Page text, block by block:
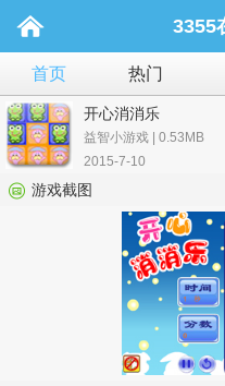
3355
首页 热门
开心消消乐
益智小游戏 | 0.53MB
2015-7-10
游戏截图